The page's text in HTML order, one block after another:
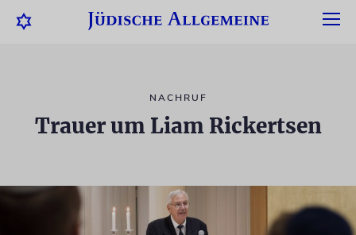
NACHRUF
Trauer um Liam Rickertsen